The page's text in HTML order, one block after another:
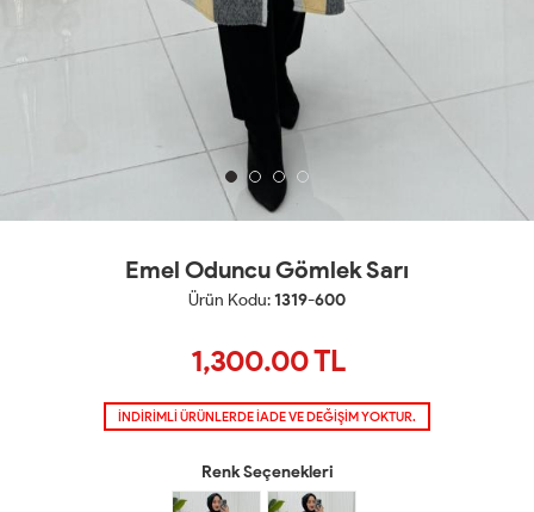
Emel Oduncu Gömlek Sarı
Ürün Kodu:1319-600
1,300.00TL
İNDİRİMLİ ÜRÜNLERDE İADE VE DEĞİŞİM YOKTUR.
Renk Seçenekleri